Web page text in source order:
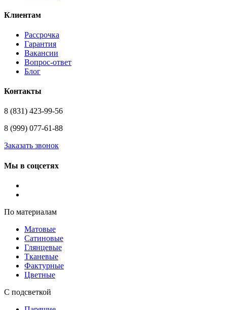
Клиентам
Рассрочка
Гарантия
Вакансии
Вопрос-ответ
Блог
Контакты
8 (831) 423-99-56
8 (999) 077-61-88
Заказать звонок
Мы в соцсетях
По материалам
Матовые
Сатиновые
Глянцевые
Тканевые
Фактурные
Цветные
С подсветкой